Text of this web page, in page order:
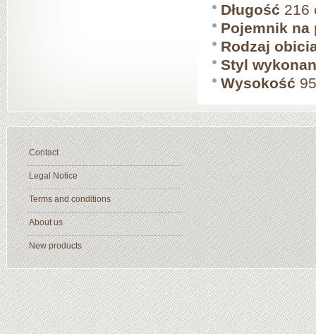
Długość 216
Pojemnik na
Rodzaj
Styl
Wysokość
Contact
Legal Notice
Terms and conditions
About us
New products